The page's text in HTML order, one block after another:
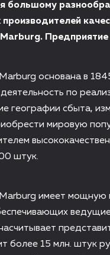
большому
производителей
основана в
по
географии сбыта,
мировую
штук.
имеет мощную
более 15 млн. штук